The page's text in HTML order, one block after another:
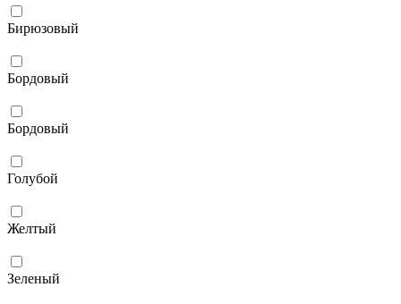
Бирюзовый
Бордовый
Бордовый
Голубой
Желтый
Зеленый